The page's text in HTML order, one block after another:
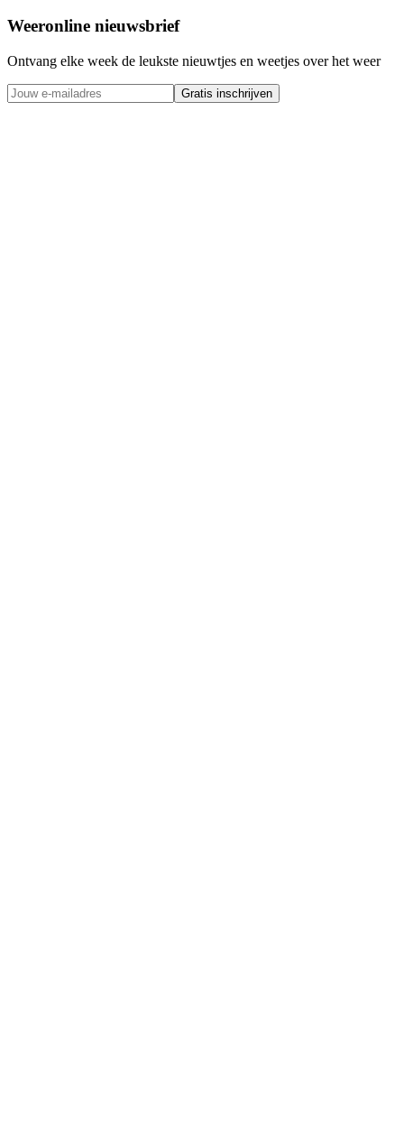
Weeronline nieuwsbrief
Ontvang elke week de leukste nieuwtjes en weetjes over het weer
Gratis inschrijven